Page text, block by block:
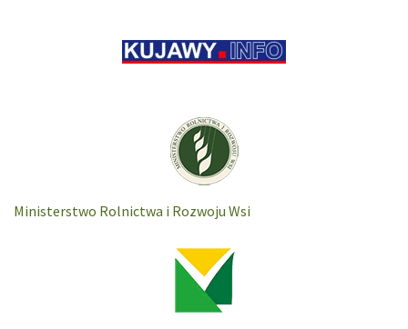
Ministerstwo Rolnictwa i Rozwoju Wsi